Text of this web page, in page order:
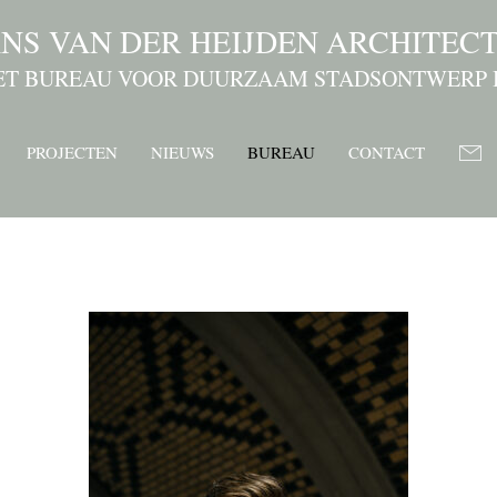
VAN DER HEIJDEN
BUREAU VOOR DUURZAAM STADSONTWERP
PROJECTEN NIEUWS BUREAU CONTACT